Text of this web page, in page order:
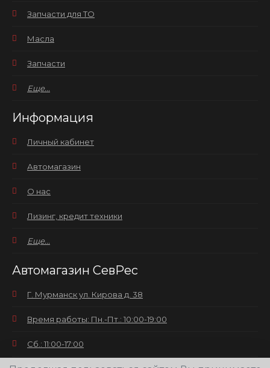
Запчасти для ТО
Масла
Запчасти
Еще...
Информация
Личный кабинет
Автомагазин
О нас
Лизинг, кредит техники
Еще...
Автомагазин СевРес
Г. Мурманск ул. Кирова д. 38
Время работы: Пн.-Пт.: 10:00-19:00
Сб.: 11:00-17:00